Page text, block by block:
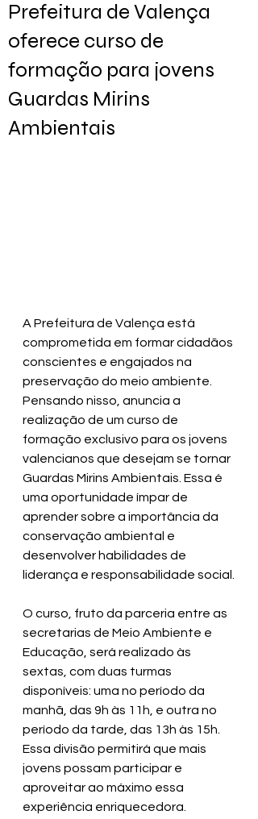
Prefeitura de Valença
oferece curso de
formação para jovens
Guardas Mirins
Ambientais
A Prefeitura de Valença está
comprometida em formar cidadãos
conscientes e engajados na
preservação do meio ambiente.
Pensando nisso, anuncia a
realização de um curso de
formação exclusivo para os jovens
valencianos que desejam se tornar
Guardas Mirins Ambientais. Essa é
uma oportunidade ímpar de
aprender sobre a importância da
conservação ambiental e
desenvolver habilidades de
liderança e responsabilidade social.
O curso, fruto da parceria entre as
secretarias de Meio Ambiente e
Educação, será realizado às
sextas, com duas turmas
disponíveis: uma no período da
manhã, das 9h às 11h, e outra no
período da tarde, das 13h às 15h.
Essa divisão permitirá que mais
jovens possam participar e
aproveitar ao máximo essa
experiência enriquecedora.